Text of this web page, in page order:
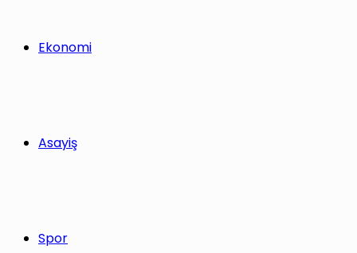
Ekonomi
Asayiş
Spor